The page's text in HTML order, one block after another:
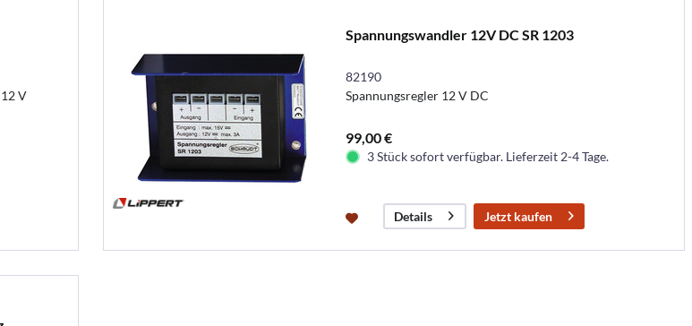
V
Spannungswandler 12V DC SR 1203
82190
Spannungsregler 12 V DC
99,00 €
3 Stück sofort verfügbar. Lieferzeit 2-4 Tage.
Details Jetzt kaufen